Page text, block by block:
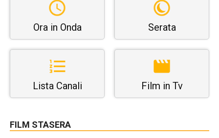
Ora in Onda Serata
Lista Canali Film in Tv
FILM STASERA